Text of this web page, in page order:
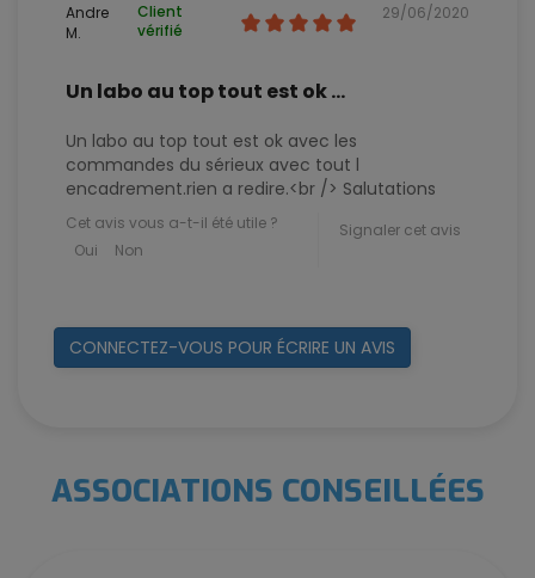
Andre
M.
Client
vérifié
29/06/2020
Un labo au top tout est ok ...
Un labo au top tout est ok avec les
commandes du sérieux avec tout l
encadrement.rien a redire.<br /> Salutations
Cet avis vous a-t-il été utile ?
Oui
Non
Signaler cet avis
CONNECTEZ-VOUS POUR ÉCRIRE UN AVIS
ASSOCIATIONS CONSEILLÉES